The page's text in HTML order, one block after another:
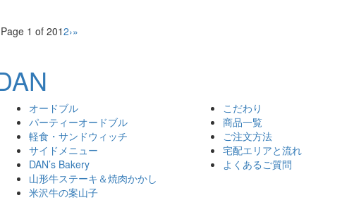
Page 1 of 2012›»
オードブル
パーティーオードブル
軽食・サンドウィッチ
サイドメニュー
DAN’s Bakery
山形牛ステーキ＆焼肉かかし
米沢牛の案山子
こだわり
商品一覧
ご注文方法
宅配エリアと流れ
よくあるご質問